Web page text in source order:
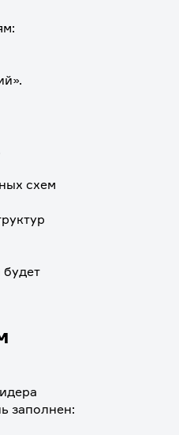
схем
заполнен: